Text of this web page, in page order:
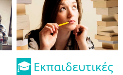
🎓 Εκπαιδευτικές